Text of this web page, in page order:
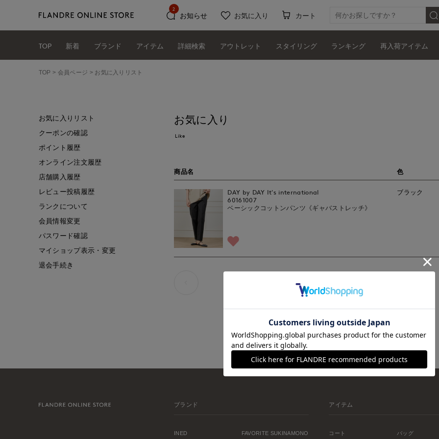
お知らせ
2
お気に入り カート
TOP 新着 ブランド アイテム 詳細検索 アウトレット スタイリング ランキング 再入荷アイテム
TOP 会員ページ お気に入りリスト
お気に入り
Like
商品名 色
DAY by DAY It's international
60161007
ベーシックコットンパンツ《ギャバストレッチ》
ブラック
お気に入りリスト
クーポンの確認
ポイント履歴
オンライン注文履歴
店舗購入履歴
レビュー投稿履歴
ランクについて
会員情報変更
パスワード確認
マイショップ表示・変更
退会手続き
ブランド
INED FAVORITE SUKINAMONO
アイテム
コート バッグ